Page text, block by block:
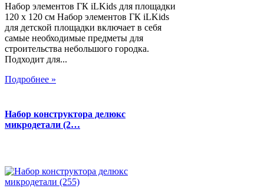
Набор элементов ГК iLKids для площадки
120 х 120 см Набор элементов ГК iLKids
для детской площадки включает в себя
самые необходимые предметы для
строительства небольшого городка.
Подходит для...
Подробнее »
Набор конструктора делюкс
микродетали (2…